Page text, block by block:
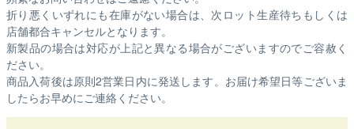
折り悪くいずれにも在庫がない場合は、次ロット生産待ちもしくは
店舗都合キャンセルとなります。
新製品の場合は対応が上記と異なる場合がございますのでご容赦く
ださい。
商品入荷後は原則2営業日内に発送します。お届け希望日等ございま
したらお早めにご連絡ください。